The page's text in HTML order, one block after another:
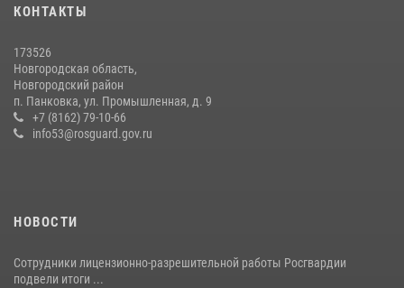
Новгородские росгвардейцы рассказали о службе детям из летнего
лагеря «Волынь»
30 июля 2026, 08:40 5
КОНТАКТЫ
173526
Новгородская область,
Новгородский район
п. Панковка, ул. Промышленная, д. 9
+7 (8162) 79-10-66
info53@rosguard.gov.ru
НОВОСТИ
Сотрудники лицензионно-разрешительной работы Росгвардии
подвели итоги ...